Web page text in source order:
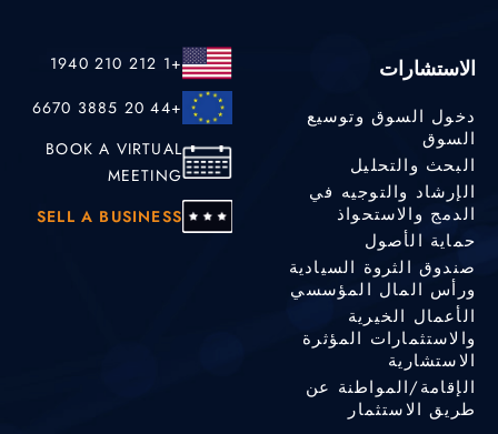
الاستشارات
دخول السوق وتوسيع
السوق
البحث والتحليل
الإرشاد والتوجيه في
الدمج والاستحواذ
حماية الأصول
صندوق الثروة السيادية
ورأس المال المؤسسي
الأعمال الخيرية
والاستثمارات المؤثرة
الاستشارية
الإقامة/المواطنة عن
طريق الاستثمار
+1 212 210 1940
+44 20 3885 6670
BOOK A VIRTUAL
MEETING
SELL A BUSINESS